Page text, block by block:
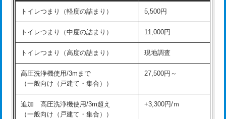
トイレつまり（軽度の詰まり） 5,500円
トイレつまり（中度の詰まり） 11,000円
トイレつまり（高度の詰まり） 現地調査
高圧洗浄機使用/3mまで
（一般向け（戸建て・集合））
27,500円～
追加 高圧洗浄機使用/3m超え
（一般向け（戸建て・集合））
+3,300円/ｍ